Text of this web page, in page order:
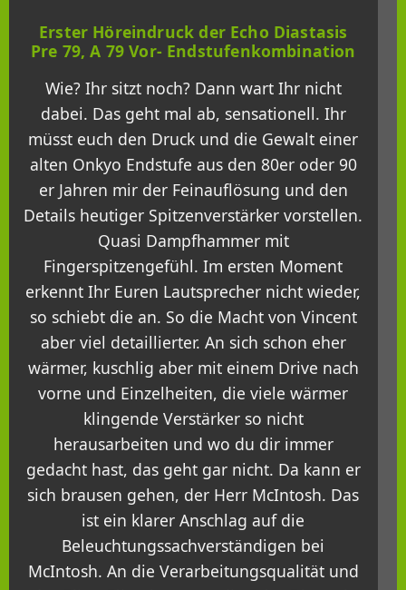
Erster Höreindruck der Echo Diastasis
Pre 79, A 79 Vor- Endstufenkombination
Wie? Ihr sitzt noch? Dann wart Ihr nicht
dabei. Das geht mal ab, sensationell. Ihr
müsst euch den Druck und die Gewalt einer
alten Onkyo Endstufe aus den 80er oder 90
er Jahren mir der Feinauflösung und den
Details heutiger Spitzenverstärker vorstellen.
Quasi Dampfhammer mit
Fingerspitzengefühl. Im ersten Moment
erkennt Ihr Euren Lautsprecher nicht wieder,
so schiebt die an. So die Macht von Vincent
aber viel detaillierter. An sich schon eher
wärmer, kuschlig aber mit einem Drive nach
vorne und Einzelheiten, die viele wärmer
klingende Verstärker so nicht
herausarbeiten und wo du dir immer
gedacht hast, das geht gar nicht. Da kann er
sich brausen gehen, der Herr McIntosh. Das
ist ein klarer Anschlag auf die
Beleuchtungssachverständigen bei
McIntosh. An die Verarbeitungsqualität und